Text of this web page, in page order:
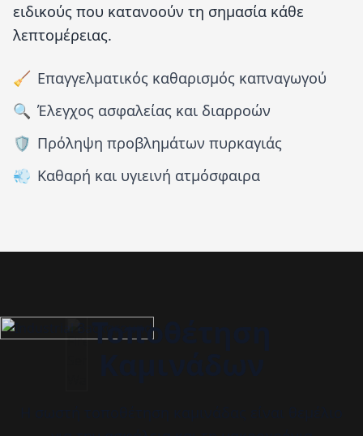
ειδικούς που κατανοούν τη σημασία κάθε
λεπτομέρειας.
🧹 Επαγγελματικός καθαρισμός καπναγωγού
🔍 Έλεγχος ασφαλείας και διαρροών
🛡️ Πρόληψη προβλημάτων πυρκαγιάς
💨 Καθαρή και υγιεινή ατμόσφαιρα
Τοποθέτηση